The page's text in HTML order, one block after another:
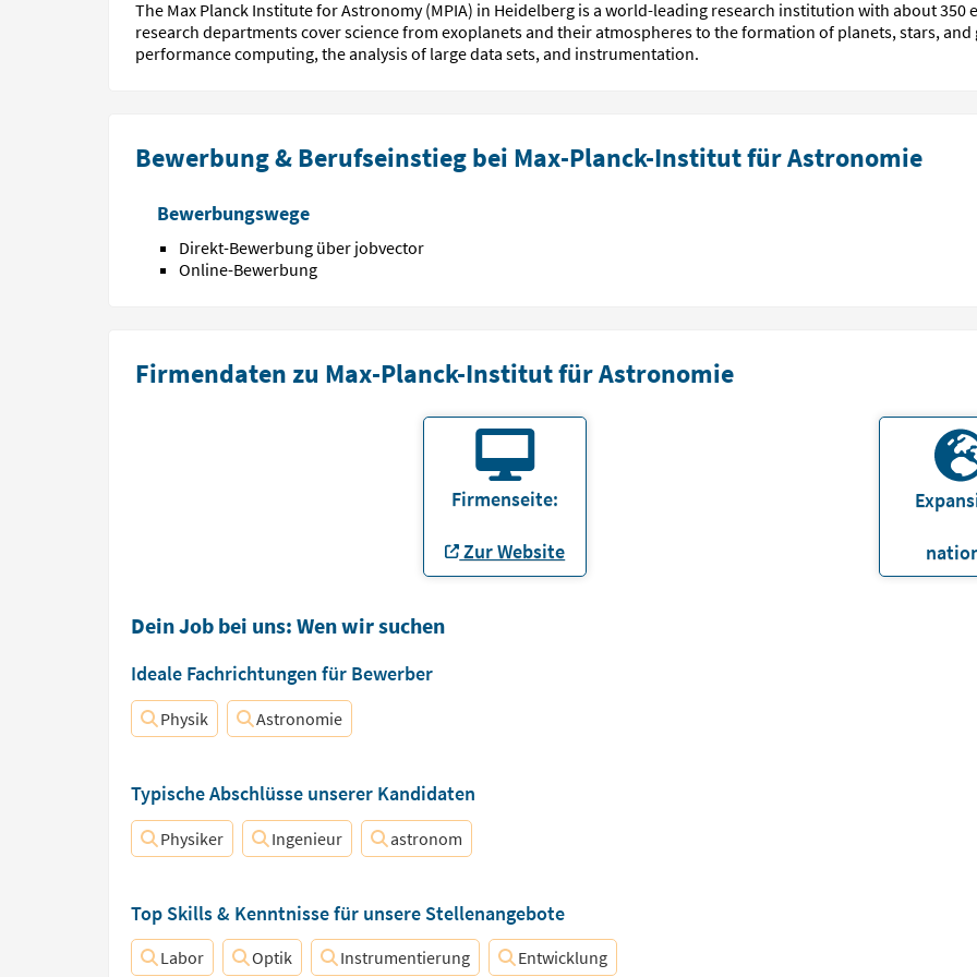
The Max Planck Institute for Astronomy (MPIA) in Heidel­berg is a world-leading research insti­tution with about
research depart­ments cover science from exo­planets and their atmospheres to the for­mation of planets, stars, and
perfor­mance computing, the analysis of large data sets, and instrumentation.
Bewerbung & Berufseinstieg bei Max-Planck-Institut für Astronomie
Bewerbungswege
Direkt-Bewerbung über jobvector
Online-Bewerbung
Firmendaten zu Max-Planck-Institut für Astronomie
Firmenseite:
Zur Website
Dein Job bei uns: Wen wir suchen
Ideale Fachrichtungen für Bewerber
Physik Astronomie
Typische Abschlüsse unserer Kandidaten
Physiker Ingenieur astronom
Top Skills & Kenntnisse für unsere Stellenangebote
Labor Optik Instrumentierung Entwicklung